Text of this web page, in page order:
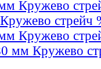
Кружево
стрейч
Кружево
мм Кружево